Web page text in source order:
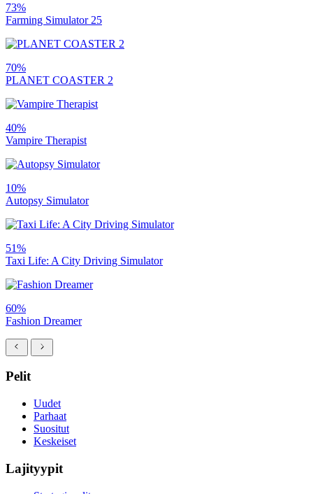
73%
Farming Simulator 25
70%
PLANET COASTER 2
40%
Vampire Therapist
10%
Autopsy Simulator
51%
Taxi Life: A City Driving Simulator
60%
Fashion Dreamer
Pelit
Uudet
Parhaat
Suositut
Keskeiset
Lajityypit